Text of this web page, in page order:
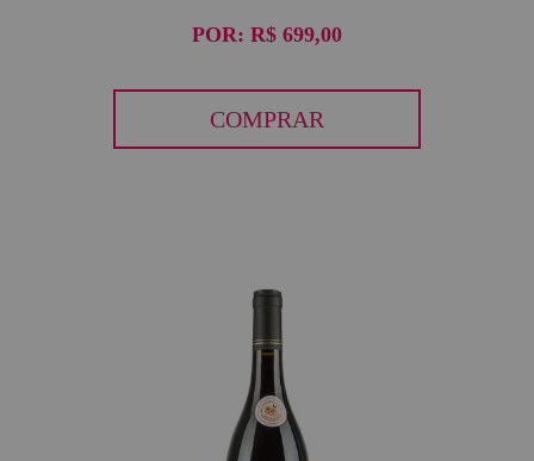
POR: R$ 699,00
COMPRAR